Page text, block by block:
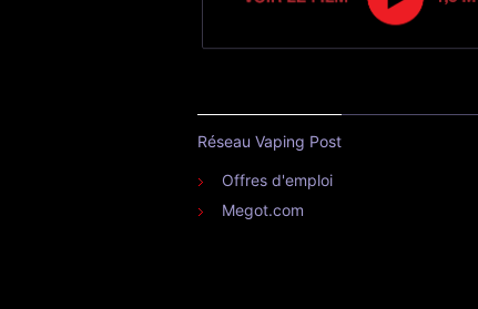
Réseau Vaping Post
Offres d'emploi
Megot.com